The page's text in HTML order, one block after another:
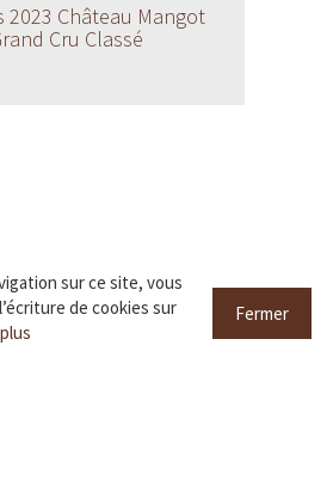
2023 Château Mangot
Cru Classé
sur ce site, vous
de cookies sur
Fermer